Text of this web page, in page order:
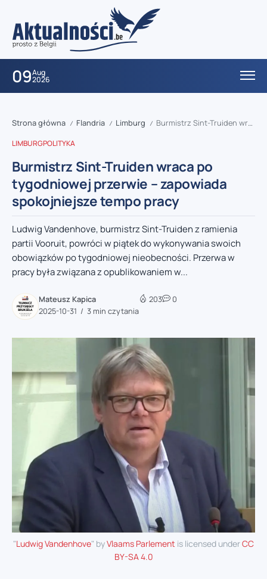
09Aug
2026
Strona główna / Flandria / Limburg / Burmistrz Sint-Truiden wraca po tygodniowej przerwie – zapowiada spokojniejsze tempo pracy
LIMBURGPOLITYKA
Burmistrz Sint-Truiden wraca po
tygodniowej przerwie – zapowiada
spokojniejsze tempo pracy
Ludwig Vandenhove, burmistrz Sint-Truiden z ramienia
partii Vooruit, powróci w piątek do wykonywania swoich
obowiązków po tygodniowej nieobecności. Przerwa w
pracy była związana z opublikowaniem w...
Mateusz Kapica
2025-10-31
3 min czytania
203 0
"Ludwig Vandenhove" byVlaams Parlement is licensed underCC
BY-SA 4.0